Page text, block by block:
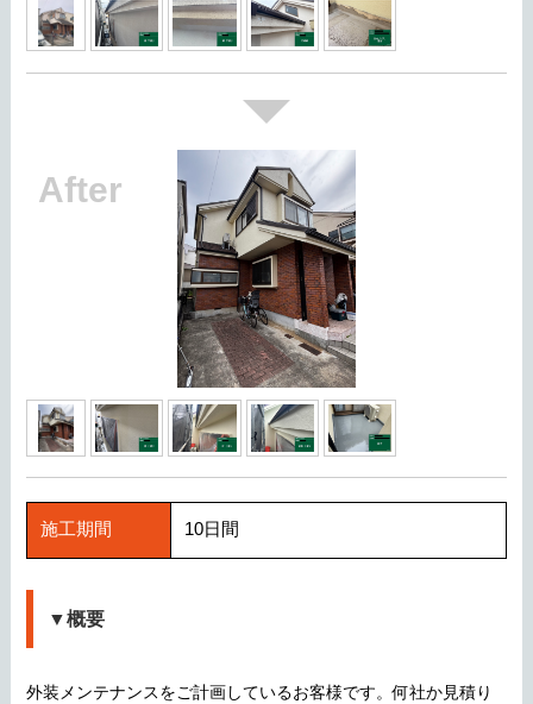
施工期間 10日間
▼概要
外装メンテナンスをご計画しているお客様です。何社か見積り